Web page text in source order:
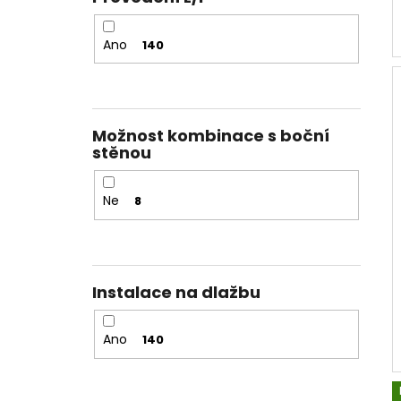
410 mm
574mm 1
468 mm
437 mm
Ano 140
Možnost kombinace s boční
stěnou
Ne 8
Instalace na dlažbu
Ano 140